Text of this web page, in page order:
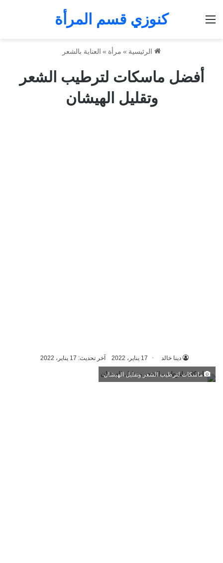
كنوزي قسم المرأة
الرئيسية » مرأة » العناية بالشعر
أفضل ماسكات لترطيب الشعر
وتقليل الهيشان
دينا خالد 17 يناير، 2022 آخر تحديث: 17 يناير، 2022
ماسكات لترطيب الشعر وتقليل الهيشان